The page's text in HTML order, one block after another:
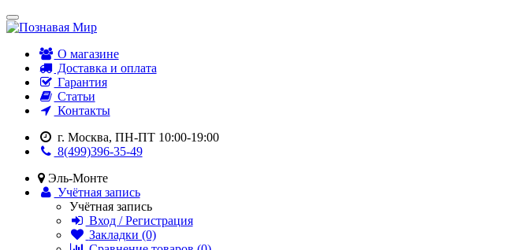
О магазине
Доставка и оплата
Гарантия
Статьи
Контакты
г. Москва, ПН-ПТ 10:00-19:00
8(499)396-35-49
Эль-Монте
Учётная запись
Учётная запись
Вход / Регистрация
Закладки (0)